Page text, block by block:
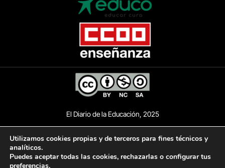
El Diario de la Educación, 2025
AVISO LEGAL POLÍTICA DE PRIVACIDAD
Utilizamos cookies propias y de terceros para fines técnicos y
analíticos.
Puedes aceptar todas las cookies, rechazarlas o configurar tus
preferencias.